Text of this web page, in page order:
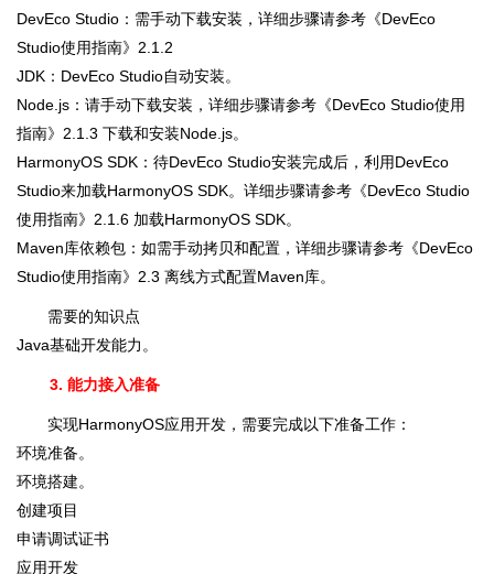
DevEco Studio：需手动下载安装，详细步骤请参考《DevEco
Studio使用指南》2.1.2
JDK：DevEco Studio自动安装。
Node.js：请手动下载安装，详细步骤请参考《DevEco Studio使用
指南》2.1.3 下载和安装Node.js。
HarmonyOS SDK：待DevEco Studio安装完成后，利用DevEco
Studio来加载HarmonyOS SDK。详细步骤请参考《DevEco Studio
使用指南》2.1.6 加载HarmonyOS SDK。
Maven库依赖包：如需手动拷贝和配置，详细步骤请参考《DevEco
Studio使用指南》2.3 离线方式配置Maven库。
需要的知识点
Java基础开发能力。
3. 能力接入准备
实现HarmonyOS应用开发，需要完成以下准备工作：
环境准备。
环境搭建。
创建项目
申请调试证书
应用开发